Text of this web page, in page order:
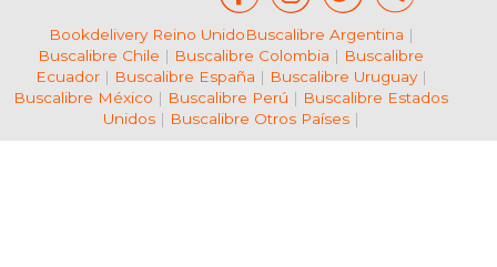
Bookdelivery Reino UnidoBuscalibre Argentina |
Buscalibre Chile | Buscalibre Colombia | Buscalibre
Ecuador| Buscalibre España | Buscalibre Uruguay|
Buscalibre México | Buscalibre Perú | Buscalibre Estados
Unidos| Buscalibre Otros Países|